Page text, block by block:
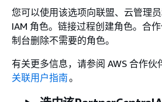
您可以使用该选项向联盟、云管理
IAM 角色。链接过程创建角色。合
制台删除不需要的角色。
有关更多信息，请参阅 AWS 合作伙
关联用户指南。